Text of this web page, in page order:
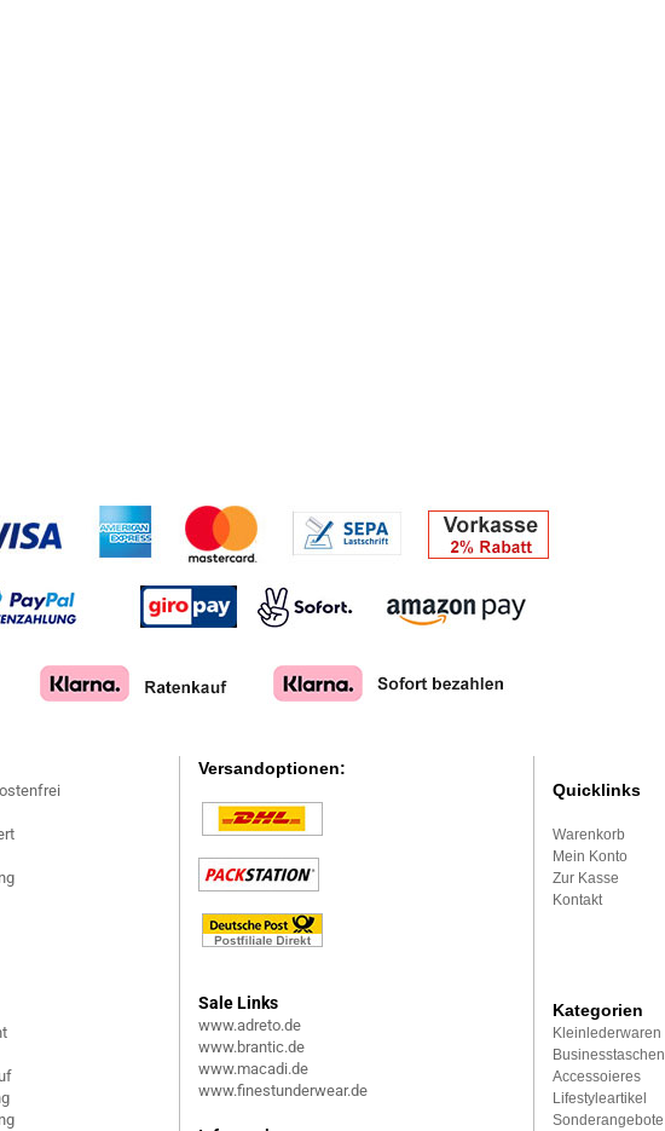
Versandoptionen:
Sale Links
www.adreto.de
www.brantic.de
www.macadi.de
www.finestunderwear.de
Quicklinks
Warenkorb
Mein Konto
Zur Kasse
Kontakt
Kategorien
Kleinlederwaren
Businesstaschen
Accessoieres
Lifestyleartikel
Sonderangebote